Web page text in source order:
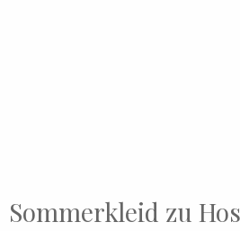
Sommerkleid zu